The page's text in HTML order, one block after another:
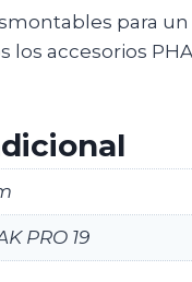
para
accesorios
PRO 19